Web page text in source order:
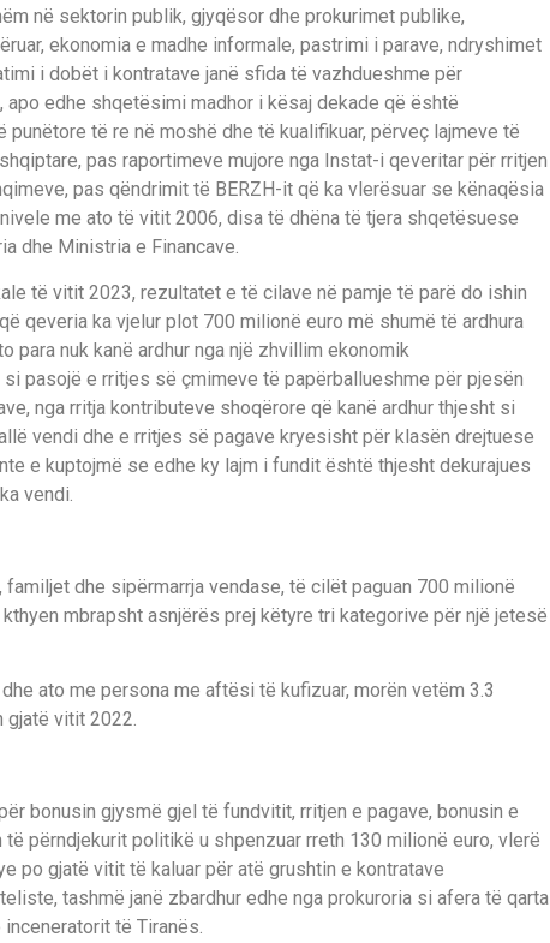
në sektorin publik, gjyqësor dhe prokurimet publike,
ekonomia e madhe informale, pastrimi i parave, ndryshimet
i dobët i kontratave janë sfida të vazhdueshme për
edhe shqetësimi madhor i kësaj dekade që është
të re në moshë dhe të kualifikuar, përveç lajmeve të
pas raportimeve mujore nga Instat-i qeveritar për rritjen
pas qëndrimit të BERZH-it që ka vlerësuar se kënaqësia
me ato të vitit 2006, disa të dhëna të tjera shqetësuese
dhe Ministria e Financave.
të vitit 2023, rezultatet e të cilave në pamje të parë do ishin
qeveria ka vjelur plot 700 milionë euro më shumë të ardhura
para nuk kanë ardhur nga një zhvillim ekonomik
pasojë e rritjes së çmimeve të papërballueshme për pjesën
nga rritja kontributeve shoqërore që kanë ardhur thjesht si
vendi dhe e rritjes së pagave kryesisht për klasën drejtuese
e kuptojmë se edhe ky lajm i fundit është thjesht dekurajues
vendi.
dhe sipërmarrja vendase, të cilët paguan 700 milionë
mbrapsht asnjërës prej këtyre tri kategorive për një jetesë
ato me persona me aftësi të kufizuar, morën vetëm 3.3
gjatë vitit 2022.
bonusin gjysmë gjel të fundvitit, rritjen e pagave, bonusin e
përndjekurit politikë u shpenzuar rreth 130 milionë euro, vlerë
po gjatë vitit të kaluar për atë grushtin e kontratave
tashmë janë zbardhur edhe nga prokuroria si afera të qarta
të Tiranës.